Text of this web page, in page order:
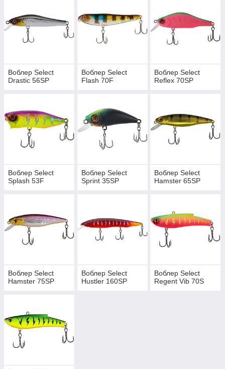
Воблер Select
Drastic 56SP
Воблер Select
Flash 70F
Воблер Select
Reflex 70SP
Воблер Select
Splash 53F
Воблер Select
Sprint 35SP
Воблер Select
Hamster 65SP
Воблер Select
Hamster 75SP
Воблер Select
Hustler 160SP
Воблер Select
Regent Vib 70S